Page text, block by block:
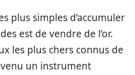
plus simples d’accumuler
est de vendre de l’or.
les plus chers connus de
un instrument